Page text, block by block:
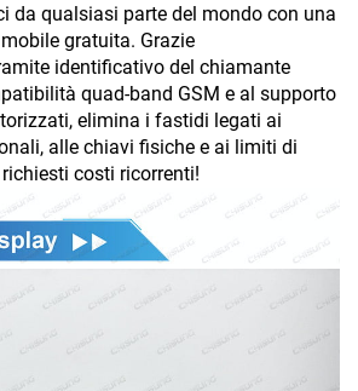
da qualsiasi parte del mondo con una
gratuita. Grazie
identificativo del chiamante
quad-band GSM e al supporto
elimina i fastidi legati ai
alle chiavi fisiche e ai limiti di
costi ricorrenti!